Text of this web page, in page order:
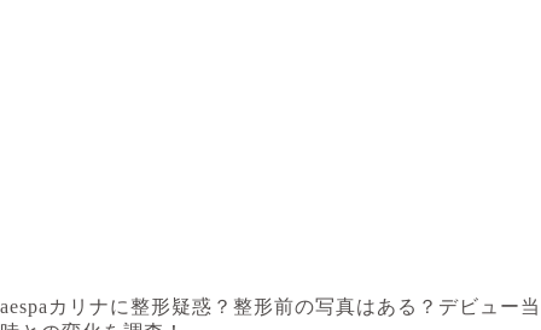
aespaカリナに整形疑惑？整形前の写真はある？デビュー当